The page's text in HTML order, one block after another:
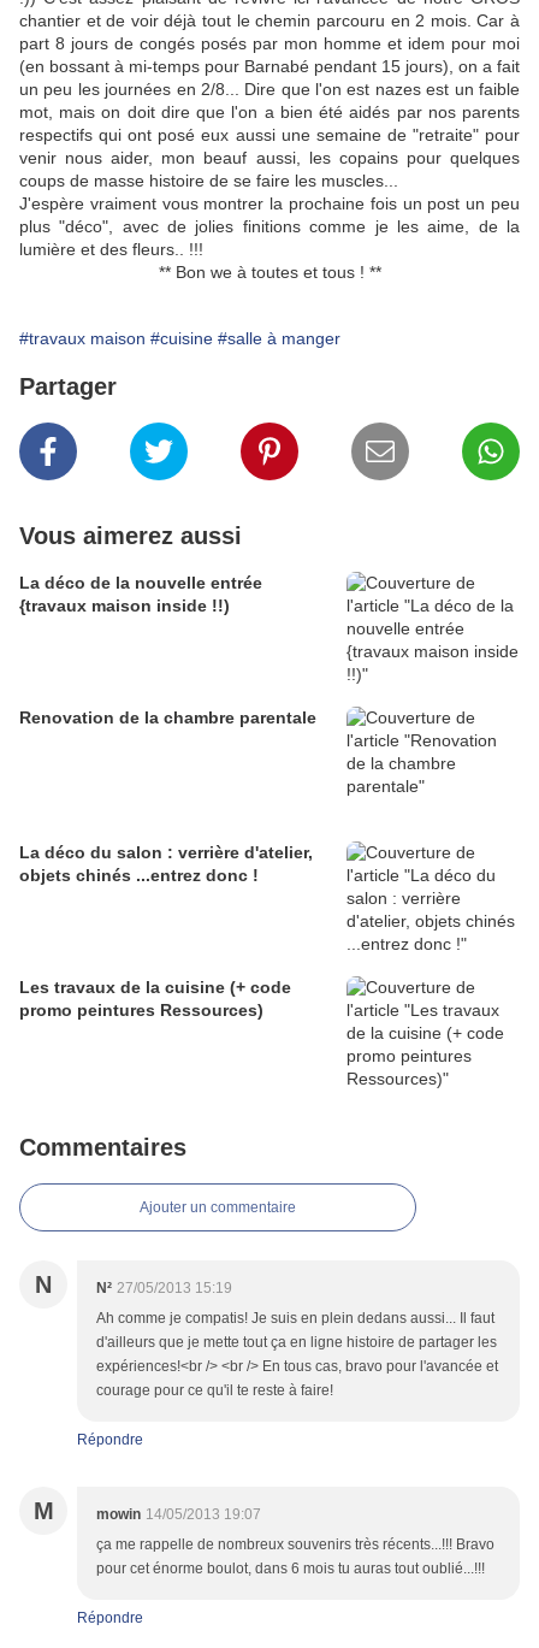
chantier et de voir déjà tout le chemin parcouru en 2 mois. Car à
part 8 jours de congés posés par mon homme et idem pour moi
(en bossant à mi-temps pour Barnabé pendant 15 jours), on a fait
un peu les journées en 2/8... Dire que l'on est nazes est un faible
mot, mais on doit dire que l'on a bien été aidés par nos parents
respectifs qui ont posé eux aussi une semaine de "retraite" pour
venir nous aider, mon beauf aussi, les copains pour quelques
coups de masse histoire de se faire les muscles...
J'espère vraiment vous montrer la prochaine fois un post un peu
plus "déco", avec de jolies finitions comme je les aime, de la
lumière et des fleurs.. !!!
** Bon we à toutes et tous ! **
#travaux maison #cuisine #salle à manger
Partager
Vous aimerez aussi
La déco de la nouvelle entrée
{travaux maison inside !!)
Renovation de la chambre parentale
La déco du salon : verrière d'atelier,
objets chinés ...entrez donc !
Les travaux de la cuisine (+ code
promo peintures Ressources)
Commentaires
Ajouter un commentaire
N N² 27/05/2013 15:19
Ah comme je compatis! Je suis en plein dedans aussi... Il faut
d'ailleurs que je mette tout ça en ligne histoire de partager les
expériences!<br /> <br /> En tous cas, bravo pour l'avancée et
courage pour ce qu'il te reste à faire!
Répondre
M mowin 14/05/2013 19:07
ça me rappelle de nombreux souvenirs très récents...!!! Bravo
pour cet énorme boulot, dans 6 mois tu auras tout oublié...!!!
Répondre